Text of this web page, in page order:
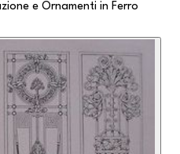
e Ornamenti in Ferro